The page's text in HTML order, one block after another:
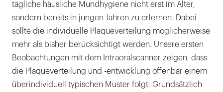
tägliche häusliche Mundhygiene nicht erst im Alter,
sondern bereits in jungen Jahren zu erlernen. Dabei
sollte die individuelle Plaqueverteilung möglicherweise
mehr als bisher berücksichtigt werden. Unsere ersten
Beobachtungen mit dem Intraoralscanner zeigen, dass
die Plaqueverteilung und -entwicklung offenbar einem
überindividuell typischen Muster folgt. Grundsätzlich